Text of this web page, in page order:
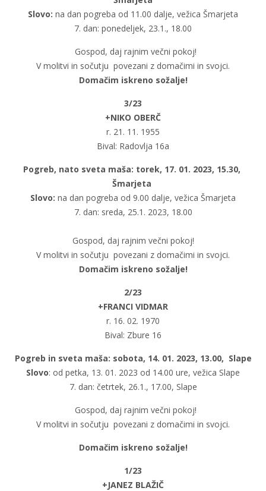
Slovo: na dan pogreba od 11.00 dalje, vežica Šmarjeta
7. dan: ponedeljek, 23.1., 18.00
Gospod, daj rajnim večni pokoj!
V molitvi in sočutju povezani z domačimi in svojci.
Domačim iskreno sožalje!
3/23
+NIKO OBERČ
r. 21. 11. 1955
Bival: Radovlja 16a
Pogreb, nato sveta maša: torek, 17. 01. 2023, 15.30,
Šmarjeta
Slovo: na dan pogreba od 9.00 dalje, vežica Šmarjeta
7. dan: sreda, 25.1. 2023, 18.00
Gospod, daj rajnim večni pokoj!
V molitvi in sočutju povezani z domačimi in svojci.
Domačim iskreno sožalje!
2/23
+FRANCI VIDMAR
r. 16. 02. 1970
Bival: Zbure 16
Pogreb in sveta maša: sobota, 14. 01. 2023, 13.00, Slape
Slovo: od petka, 13. 01. 2023 od 14.00 ure, vežica Slape
7. dan: četrtek, 26.1., 17.00, Slape
Gospod, daj rajnim večni pokoj!
V molitvi in sočutju povezani z domačimi in svojci.
Domačim iskreno sožalje!
1/23
+JANEZ BLAŽIČ